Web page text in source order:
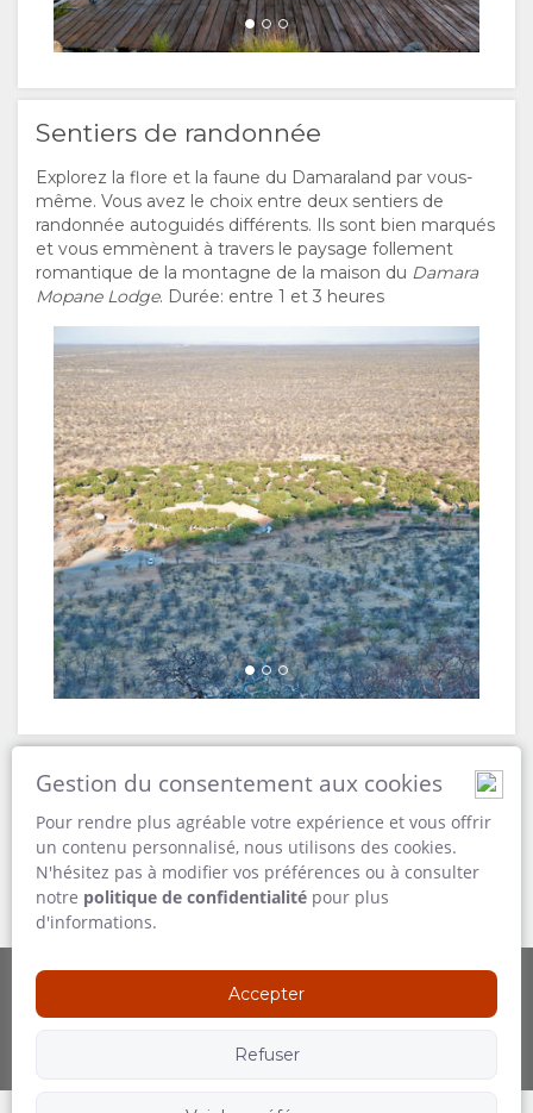
Sentiers de randonnée
Explorez la flore et la faune du Damaraland par vous-
même. Vous avez le choix entre deux sentiers de
randonnée autoguidés différents. Ils sont bien marqués
et vous emmènent à travers le paysage follement
romantique de la montagne de la maison du Damara
Mopane Lodge. Durée: entre 1 et 3 heures
Custom Room
Custom Room
Fournie par
Gestion du consentement aux cookies
Pour rendre plus agréable votre expérience et vous offrir
un contenu personnalisé, nous utilisons des cookies.
N'hésitez pas à modifier vos préférences ou à consulter
notre politique de confidentialité pour plus
d'informations.
Accepter
Refuser